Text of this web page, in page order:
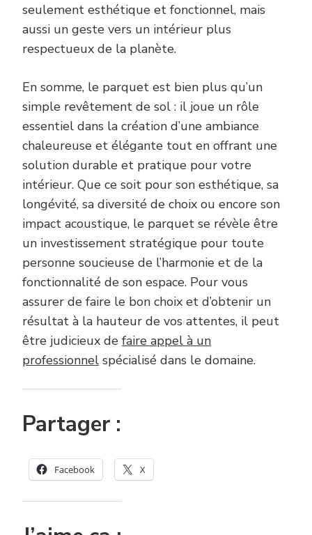
seulement esthétique et fonctionnel, mais
aussi un geste vers un intérieur plus
respectueux de la planète.
En somme, le parquet est bien plus qu’un
simple revêtement de sol : il joue un rôle
essentiel dans la création d’une ambiance
chaleureuse et élégante tout en offrant une
solution durable et pratique pour votre
intérieur. Que ce soit pour son esthétique, sa
longévité, sa diversité de choix ou encore son
impact acoustique, le parquet se révèle être
un investissement stratégique pour toute
personne soucieuse de l’harmonie et de la
fonctionnalité de son espace. Pour vous
assurer de faire le bon choix et d’obtenir un
résultat à la hauteur de vos attentes, il peut
être judicieux de faire appel à un
professionnel spécialisé dans le domaine.
Partager :
Facebook X